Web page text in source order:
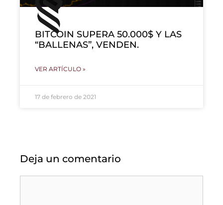
BITCOIN SUPERA 50.000$ Y LAS
“BALLENAS”, VENDEN.
VER ARTÍCULO »
17 de febrero de 2021
Deja un comentario